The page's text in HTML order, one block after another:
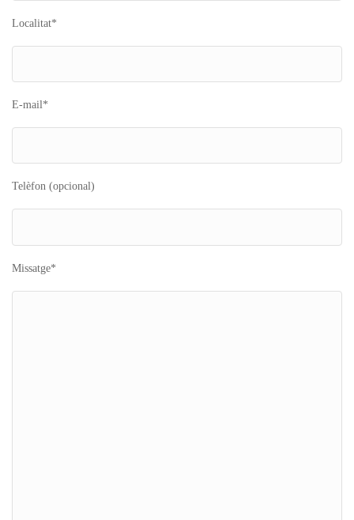
Localitat*
E-mail*
Telèfon (opcional)
Missatge*